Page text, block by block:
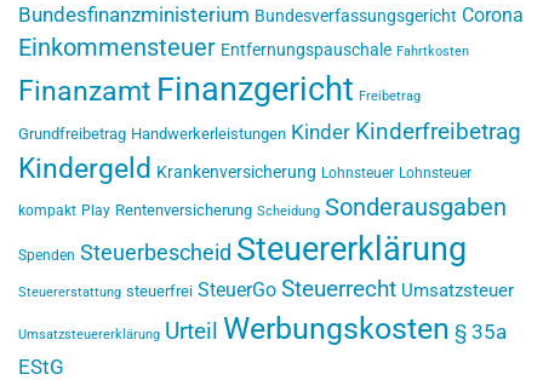
Bundesfinanzministerium Bundesverfassungsgericht Corona
Einkommensteuer Entfernungspauschale Fahrtkosten
Finanzamt Finanzgericht Freibetrag
Grundfreibetrag Handwerkerleistungen Kinder Kinderfreibetrag
Kindergeld Krankenversicherung Lohnsteuer Lohnsteuer
kompakt Play Rentenversicherung Scheidung Sonderausgaben
Spenden Steuerbescheid Steuererklärung
Steuererstattung steuerfrei SteuerGo Steuerrecht Umsatzsteuer
Umsatzsteuererklärung Urteil Werbungskosten § 35a
EStG